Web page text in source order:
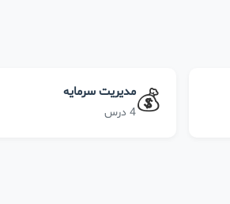
💰مدیریت سرمایه
4 درس